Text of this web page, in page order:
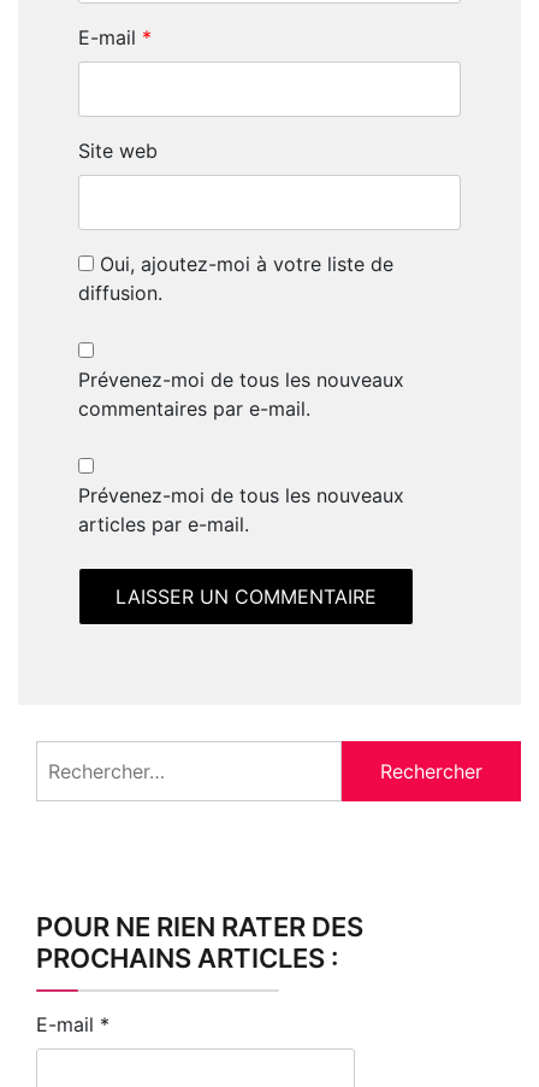
E-mail *
Site web
Oui, ajoutez-moi à votre liste de
diffusion.
Prévenez-moi de tous les nouveaux
commentaires par e-mail.
Prévenez-moi de tous les nouveaux
articles par e-mail.
POUR NE RIEN RATER DES
PROCHAINS ARTICLES :
E-mail *